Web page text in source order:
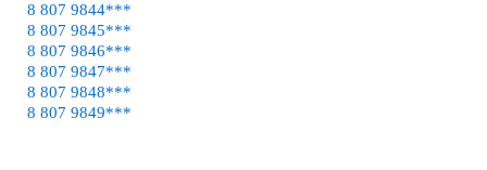
8 807 9844***
8 807 9845***
8 807 9846***
8 807 9847***
8 807 9848***
8 807 9849***